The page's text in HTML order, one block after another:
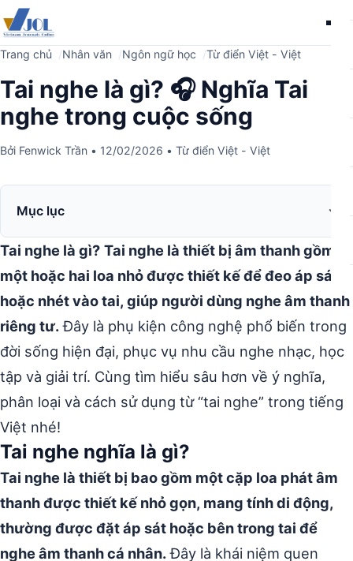
Trang chủ Nhân văn Ngôn ngữ học Từ điển Việt - Việt
Tai nghe là gì? 🎧 Nghĩa Tai
nghe trong cuộc sống
Bởi Fenwick Trần • 12/02/2026 • Từ điển Việt - Việt
Mục lục
Tai nghe là gì? Tai nghe là thiết bị âm thanh gồm
một hoặc hai loa nhỏ được thiết kế để đeo áp sát
hoặc nhét vào tai, giúp người dùng nghe âm thanh
riêng tư.Đây là phụ kiện công nghệ phổ biến trong
đời sống hiện đại, phục vụ nhu cầu nghe nhạc, học
tập và giải trí. Cùng tìm hiểu sâu hơn về ý nghĩa,
phân loại và cách sử dụng từ “tai nghe” trong tiếng
Việt nhé!
Tai nghe nghĩa là gì?
Tai nghe là thiết bị bao gồm một cặp loa phát âm
thanh được thiết kế nhỏ gọn, mang tính di động,
thường được đặt áp sát hoặc bên trong tai để
nghe âm thanh cá nhân.Đây là khái niệm quen